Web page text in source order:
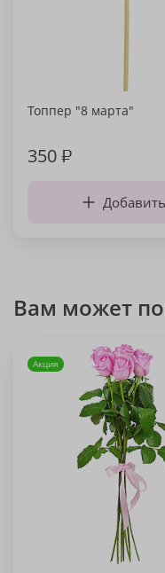
Топпер "8 марта"
350₽
Добавить
Вам может
Акция